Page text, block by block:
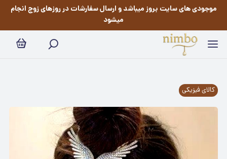
موجودی های سایت بروز میباشد و ارسال سفارشات در روزهای زوج انجام
میشود
کالای فیزیکی